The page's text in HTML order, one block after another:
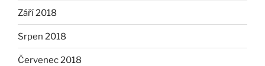
Září 2018
Srpen 2018
Červenec 2018